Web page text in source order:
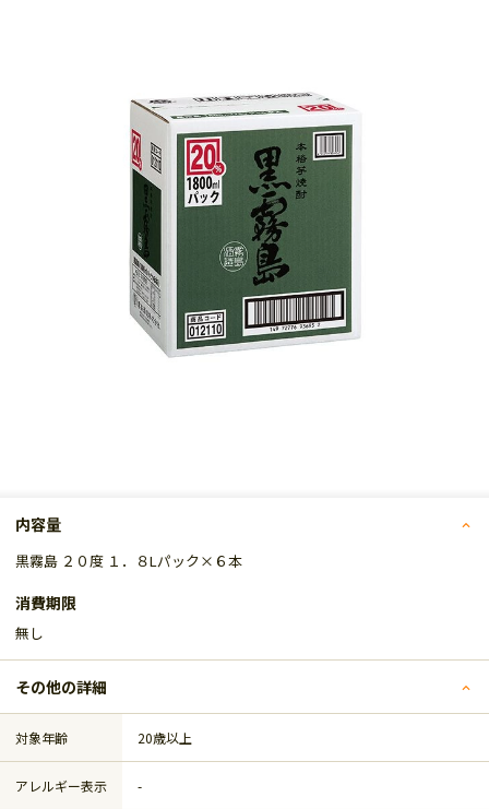
内容量
黒霧島 ２０度 １．８Lパック×６本
消費期限
無し
その他の詳細
対象年齢 20歳以上
アレルギー表示 -